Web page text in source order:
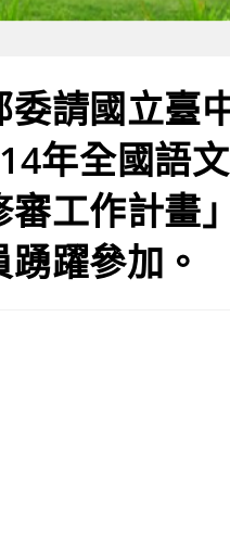
委請國立臺
年全國語
審工作計畫
躍參加。